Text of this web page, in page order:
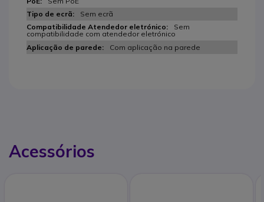
Sem ecrã
Sem
compatibilidade com atendedor eletrónico
Com aplicação na parede
Acessórios